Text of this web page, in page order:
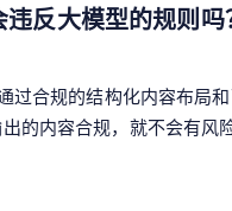
反大模型的规则吗
过合规的结构化内容布局
的内容合规，就不会有风险